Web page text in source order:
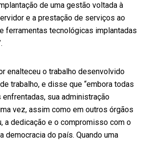
de uma gestão voltada à
e a prestação de serviços ao
ferramentas tecnológicas implantadas
enalteceu o trabalho desenvolvido
trabalho, e disse que “embora todas
sua administração
vez, assim como em outros órgãos
a dedicação e o compromisso com o
democracia do país. Quando uma